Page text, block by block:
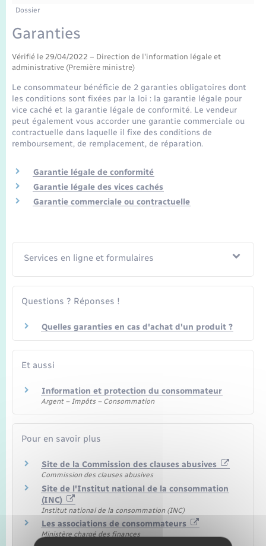
Etat-civil - Papiers - Citoyenneté
Mariage – PACS
Parrainage civil
Recensement
Logement - Urbanisme
Loisirs
Nouvel habitant
Numérique
Organisation d’événement
Transports
Transports scolaires
Voirie et espace public
Travaux - Autorisation d’occupation de l’espace
Compétences
Plan interactif
Présentation de la commune
Publications
Dossier
Garanties
Vérifié le 29/04/2022 – Direction de l'information légale et
administrative (Première ministre)
Le consommateur bénéficie de 2 garanties obligatoires dont
les conditions sont fixées par la loi : la garantie légale pour
vice caché et la garantie légale de conformité. Le vendeur
peut également vous accorder une garantie commerciale ou
contractuelle dans laquelle il fixe des conditions de
remboursement, de remplacement, de réparation.
Garantie légale de conformité
Garantie légale des vices cachés
Garantie commerciale ou contractuelle
Services en ligne et formulaires
Questions ? Réponses !
Quelles garanties en cas d'achat d'un produit ?
Et aussi
Information et protection du consommateur
Argent – Impôts – Consommation
Pour en savoir plus
Site de la Commission des clauses abusives
Commission des clauses abusives
Site de l'Institut national de la consommation
(INC)
Institut national de la consommation (INC)
Les associations de consommateurs
Ministère chargé des finances